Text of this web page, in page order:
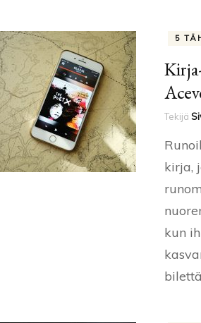
5
Tekijä
kirja,
kun